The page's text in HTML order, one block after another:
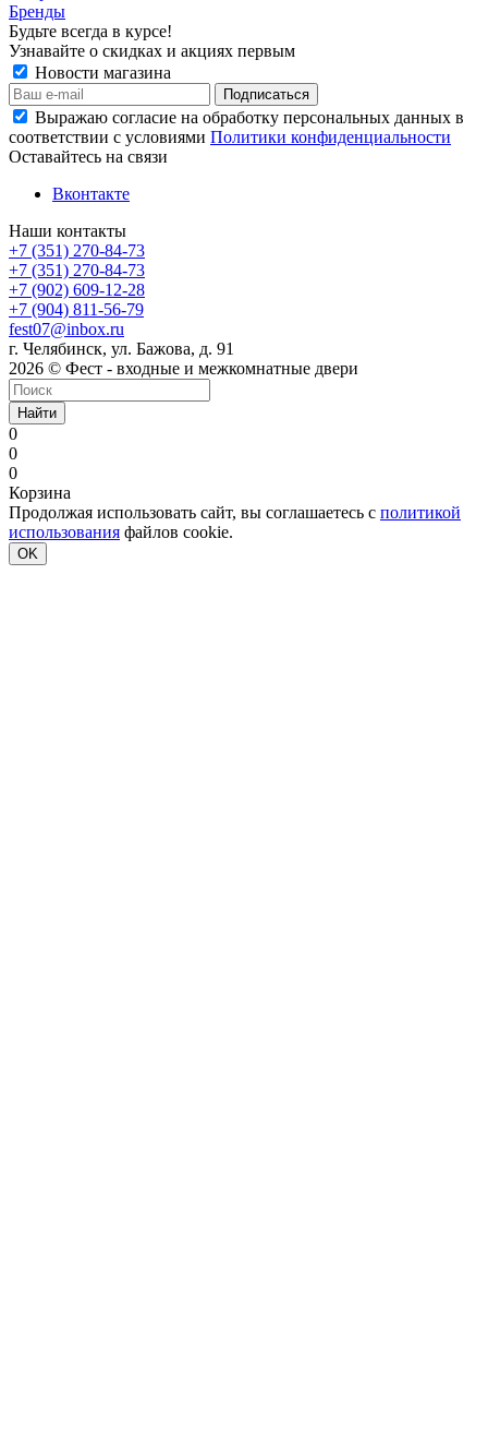
Бренды
Будьте всегда в курсе!
Узнавайте о скидках и акциях первым
Новости магазина
Выражаю согласие на обработку персональных данных в
соответствии с условиями Политики конфиденциальности
Оставайтесь на связи
Вконтакте
Наши контакты
+7 (351) 270-84-73
+7 (351) 270-84-73
+7 (902) 609-12-28
+7 (904) 811-56-79
fest07@inbox.ru
г. Челябинск, ул. Бажова, д. 91
2026 © Фест - входные и межкомнатные двери
Найти
0
0
0
Корзина
Продолжая использовать сайт, вы соглашаетесь с политикой
использования файлов cookie.
OK